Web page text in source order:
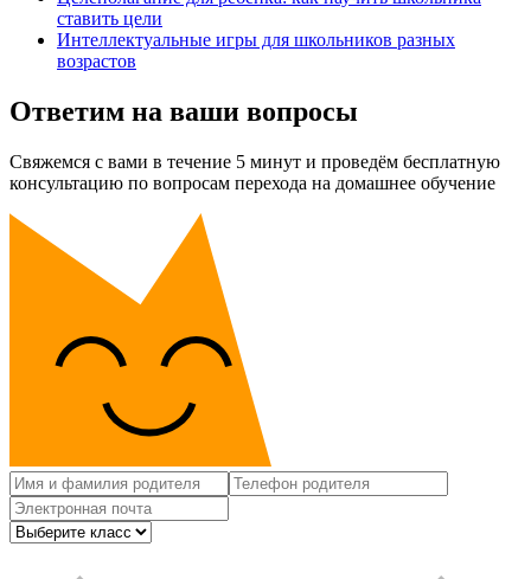
ставить цели
Интеллектуальные игры для школьников разных
возрастов
Ответим на ваши вопросы
Свяжемся с вами в течение 5 минут и проведём бесплатную
консультацию по вопросам перехода на домашнее обучение